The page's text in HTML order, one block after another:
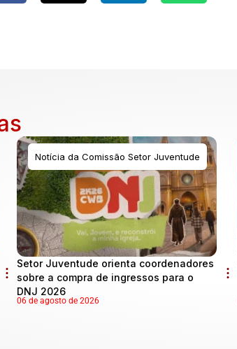
Notícia da Comissão Setor Juventude
Setor Juventude orienta coordenadores
sobre a compra de ingressos para o
DNJ 2026
06 de agosto de 2026